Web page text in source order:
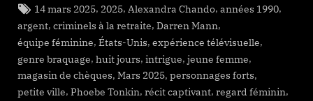
Tags:
14 mars 2025, 2025, Alexandra Chando,années 1990,
argent, criminels à la retraite, Darren Mann,
équipe féminine, États-Unis, expérience télévisuelle,
genre braquage, huit jours, intrigue, jeune femme,
magasin de chèques, Mars 2025, personnages forts,
petite ville, Phoebe Tonkin, récit captivant, regard féminin,